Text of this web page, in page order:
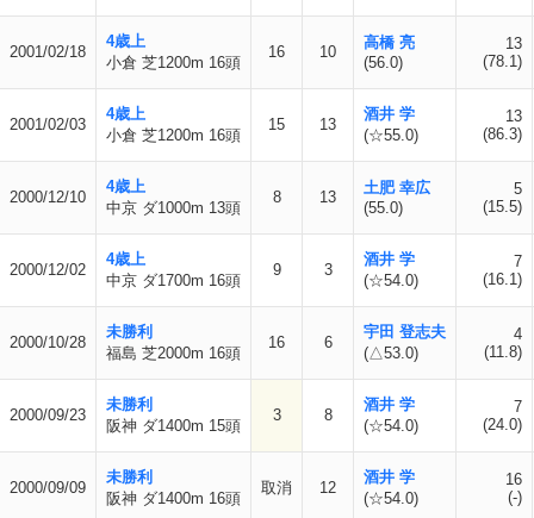
2001/02/18
4歳上
小倉 芝1200m 16頭
16 10
高橋 亮
(56.0)
13
(78.1)
2001/02/03
4歳上
小倉 芝1200m 16頭
15 13
酒井 学
(☆55.0)
13
(86.3)
2000/12/10
4歳上
中京 ダ1000m 13頭
8 13
土肥 幸広
(55.0)
5
(15.5)
2000/12/02
4歳上
中京 ダ1700m 16頭
9 3
酒井 学
(☆54.0)
7
(16.1)
2000/10/28
未勝利
福島 芝2000m 16頭
16 6
宇田 登志夫
(△53.0)
4
(11.8)
2000/09/23
未勝利
阪神 ダ1400m 15頭
3 8
酒井 学
(☆54.0)
7
(24.0)
2000/09/09
未勝利
阪神 ダ1400m 16頭
取消 12
酒井 学
(☆54.0)
16
(-)